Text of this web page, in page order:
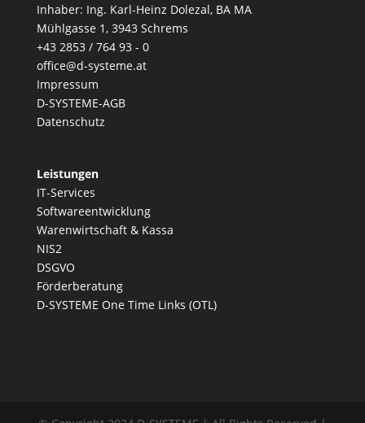
Inhaber: Ing. Karl-Heinz Dolezal, BA MA
Mühlgasse 1, 3943 Schrems
+43 2853 / 764 93 - 0
office@d-systeme.at
Impressum
D-SYSTEME-AGB
Datenschutz
Leistungen
IT-Services
Softwareentwicklung
Warenwirtschaft & Kassa
NIS2
DSGVO
Förderberatung
D-SYSTEME One Time Links (OTL)